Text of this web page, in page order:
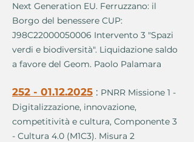
Next Generation EU. Ferruzzano: il
Borgo del benessere CUP:
J98C22000050006 Intervento 3 "Spazi
verdi e biodiversità". Liquidazione saldo
a favore del Geom. Paolo Palamara
252 - 01.12.2025 : PNRR Missione 1 -
Digitalizzazione, innovazione,
competitività e cultura, Componente 3
- Cultura 4.0 (M1C3). Misura 2